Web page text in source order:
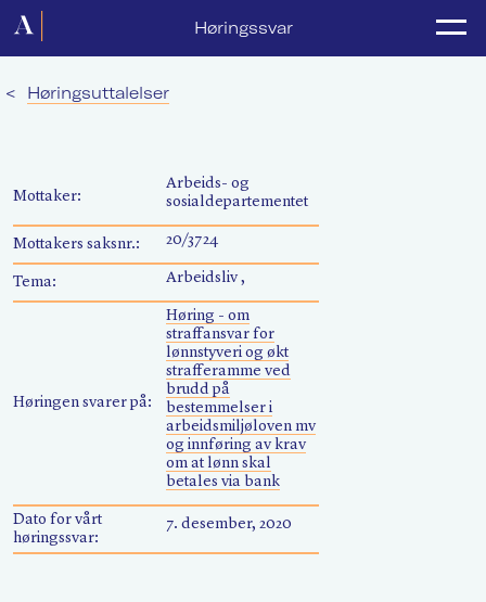
Høringssvar
Forside
For media
Akademikerne Pluss
Om Akademikerne
Søk
< Høringsuttalelser
Mottaker:
Arbeids- og
sosialdepartementet
Mottakers saksnr.: 20/3724
Tema: Arbeidsliv ,
Høringen svarer på:
Høring - om
straffansvar for
lønnstyveri og økt
strafferamme ved
brudd på
bestemmelser i
arbeidsmiljøloven mv
og innføring av krav
om at lønn skal
betales via bank
Dato for vårt
høringssvar:
7. desember, 2020